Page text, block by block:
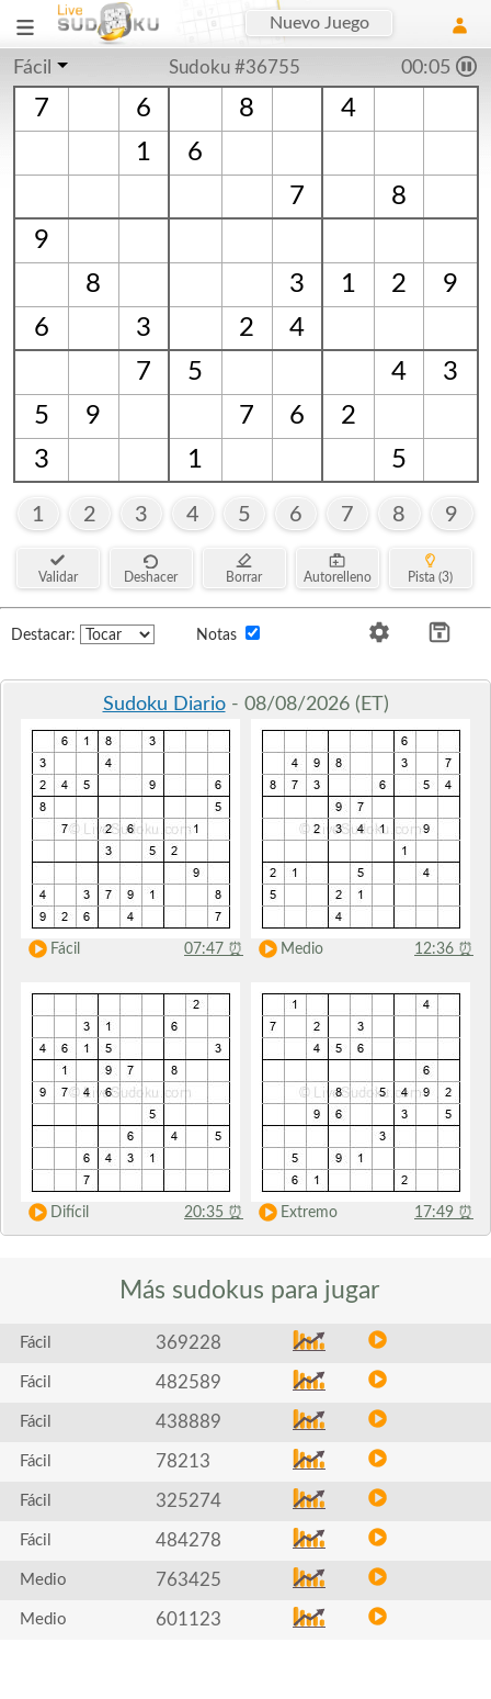
Nuevo Juego
Fácil Sudoku #36755 00:06
7 6 8
4
1
6
7
8
9
8
3 1 2
9
6
3 2
4
7
5 4
3
5
9 7 6
2
3
1 5
1 2 3 4 5 6 7 8 9
Validar Deshacer Borrar Autorelleno Pista (3)
Destacar: Notas
Sudoku Diario- 08/08/2026 (ET)
Fácil 07:47 ⏰ Medio 12:36 ⏰
Difícil 20:35 ⏰ Extremo 17:49 ⏰
Más sudokus para jugar
Fácil 369228
Fácil 482589
Fácil 438889
Fácil 78213
Fácil 325274
Fácil 484278
Medio 763425
Medio 601123